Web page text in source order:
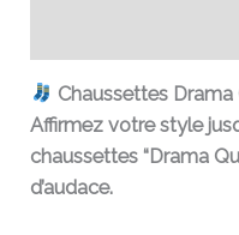
Chaussettes
Affirmez votre style
chaussettes “Drama
d’audace.